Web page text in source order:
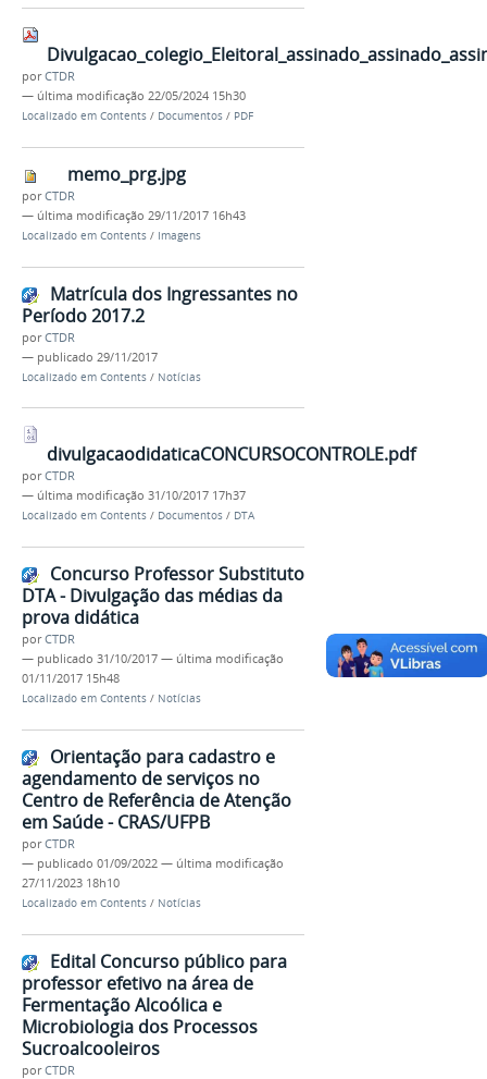
porCTDR
— última modificação 22/05/2024 15h30
Localizado em Contents / Documentos / PDF
memo_prg.jpg
porCTDR
— última modificação 29/11/2017 16h43
Localizado em Contents / Imagens
Matrícula dos Ingressantes no
Período 2017.2
porCTDR
— publicado 29/11/2017
Localizado em Contents / Notícias
divulgacaodidaticaCONCURSOCONTROLE.pdf
porCTDR
— última modificação 31/10/2017 17h37
Localizado em Contents / Documentos / DTA
Concurso Professor Substituto
DTA - Divulgação das médias da
prova didática
porCTDR
— publicado 31/10/2017 — última modificação
01/11/2017 15h48
Localizado em Contents / Notícias
Orientação para cadastro e
agendamento de serviços no
Centro de Referência de Atenção
em Saúde - CRAS/UFPB
porCTDR
— publicado 01/09/2022 — última modificação
27/11/2023 18h10
Localizado em Contents / Notícias
Edital Concurso público para
professor efetivo na área de
Fermentação Alcoólica e
Microbiologia dos Processos
Sucroalcooleiros
porCTDR